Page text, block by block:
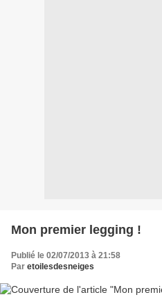
Mon premier legging !
Publié le 02/07/2013 à 21:58
Par etoilesdesneiges